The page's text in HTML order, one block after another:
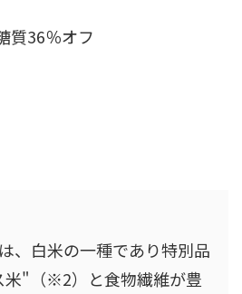
質36％オフ
、白米の一種であり特別品
米"（※2）と食物繊維が豊